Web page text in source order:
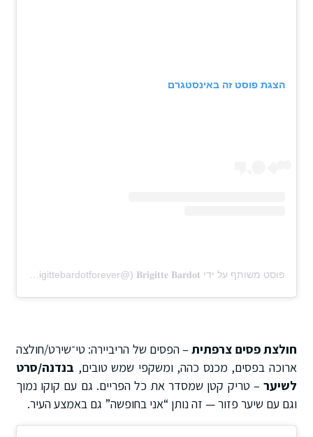
הצגת פוסט זה באינסטגרם
פוסט משותף על ידי ‏‎𝐁𝐫𝐢𝐠𝐢𝐭𝐭𝐞 𝐁𝐚𝐫𝐝𝐨𝐭‎‏ (@‏‎brigittebardotforever‎‏)
חולצת פסים צרפתית– הפסים של הריביירה: טי־שירט/חולצה
ארוכה בפסים, מכנס כהה, ומשקפי שמש טובים, בנדנה/סרט
לשיער – טריק קטן שמסדר את כל הפריים. גם עם קוקו נמוך
וגם עם שיער פזור — זה נותן “אני בחופשה” גם באמצע העיר.